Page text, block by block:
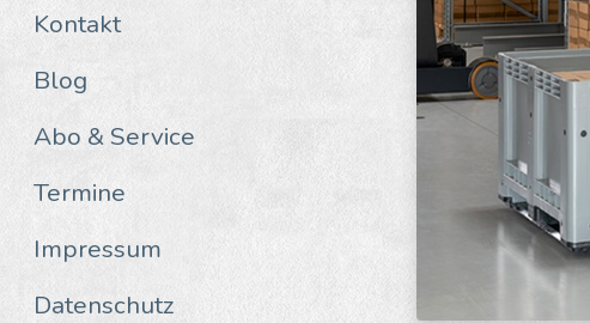
Kontakt
Blog
Abo & Service
Termine
Impressum
Datenschutz